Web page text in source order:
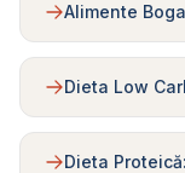
Alimente
Dieta Low
Dieta